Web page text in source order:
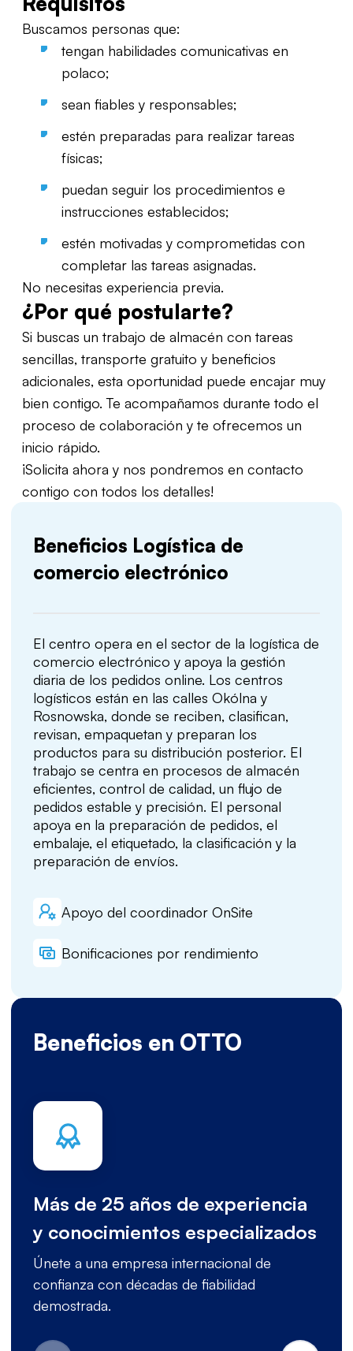
Buscamos personas que:
tengan habilidades comunicativas en
polaco;
sean fiables y responsables;
estén preparadas para realizar tareas
físicas;
puedan seguir los procedimientos e
instrucciones establecidos;
estén motivadas y comprometidas con
completar las tareas asignadas.
No necesitas experiencia previa.
¿Por qué postularte?
Si buscas un trabajo de almacén con tareas
sencillas, transporte gratuito y beneficios
adicionales, esta oportunidad puede encajar muy
bien contigo. Te acompañamos durante todo el
proceso de colaboración y te ofrecemos un
inicio rápido.
¡Solicita ahora y nos pondremos en contacto
contigo con todos los detalles!
Beneficios Logística de
comercio electrónico
El centro opera en el sector de la logística de
comercio electrónico y apoya la gestión
diaria de los pedidos online. Los centros
logísticos están en las calles Okólna y
Rosnowska, donde se reciben, clasifican,
revisan, empaquetan y preparan los
productos para su distribución posterior. El
trabajo se centra en procesos de almacén
eficientes, control de calidad, un flujo de
pedidos estable y precisión. El personal
apoya en la preparación de pedidos, el
embalaje, el etiquetado, la clasificación y la
preparación de envíos.
Apoyo del coordinador OnSite
Bonificaciones por rendimiento
Beneficios en OTTO
Más de 25 años de experiencia
y conocimientos especializados
Únete a una empresa internacional de
confianza con décadas de fiabilidad
demostrada.